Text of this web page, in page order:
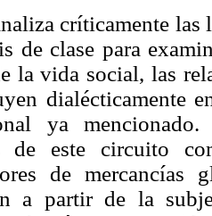
críticamente las
de clase para
la vida social, las
dialécticamente
ya
de este circuito
de mercancías
a partir de la